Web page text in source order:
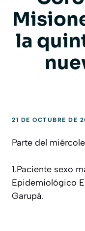
la
21 DE OCTUBRE DE
Parte del
1.Paciente sexo
Epidemiológico
Garupá.